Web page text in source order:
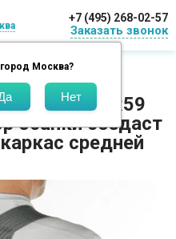
Москва?
+7 (495) 268-02-57
Заказать звонок
Отто Бокк
Posture 50R59
осанки создаст
средней